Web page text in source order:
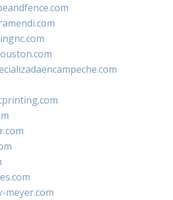
meyer.com